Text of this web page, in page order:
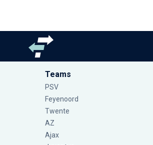
Teams
PSV
Feyenoord
Twente
AZ
Ajax